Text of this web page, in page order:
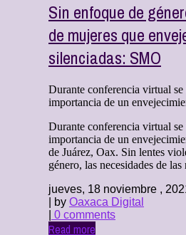
Sin enfoque de
de mujeres que
silenciadas: SMO
Durante conferencia virtual
importancia de un
Durante conferencia virtual
importancia de un
de Juárez, Oax. Sin lentes
género, las necesidades de las
jueves, 18 noviembre ,
| by Oaxaca Digital
0 comments
Read more